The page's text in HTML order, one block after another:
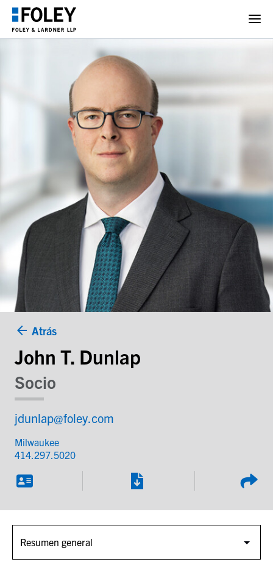
Atrás
John T. Dunlap
Socio
jdunlap@foley.com
Milwaukee
414.297.5020